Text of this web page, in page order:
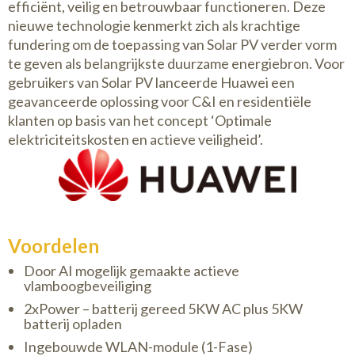
efficiënt, veilig en betrouwbaar functioneren. Deze
nieuwe technologie kenmerkt zich als krachtige
fundering om de toepassing van Solar PV verder vorm
te geven als belangrijkste duurzame energiebron. Voor
gebruikers van Solar PV lanceerde Huawei een
geavanceerde oplossing voor C&I en residentiële
klanten op basis van het concept ‘Optimale
elektriciteitskosten en actieve veiligheid’.
Voordelen
Door AI mogelijk gemaakte actieve
vlamboogbeveiliging
2xPower – batterij gereed 5KW AC plus 5KW
batterij opladen
Ingebouwde WLAN-module (1-Fase)